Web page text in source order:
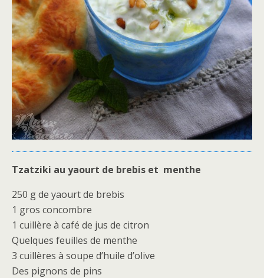
Tzatziki au yaourt de brebis et menthe
250 g de yaourt de brebis
1 gros concombre
1 cuillère à café de jus de citron
Quelques feuilles de menthe
3 cuillères à soupe d’huile d’olive
Des pignons de pins